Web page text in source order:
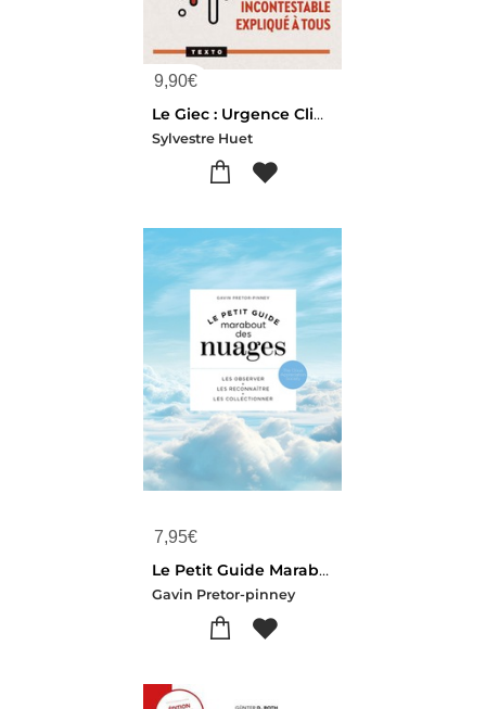
9,90€
Le Giec : Urgence Climat ; Le Rapport Incontestable Explique A Tous
Sylvestre Huet
7,95€
Le Petit Guide Marabout Des Nuages : Les Observer, Les Reconnaitre, Les Collectionner
Gavin Pretor-pinney